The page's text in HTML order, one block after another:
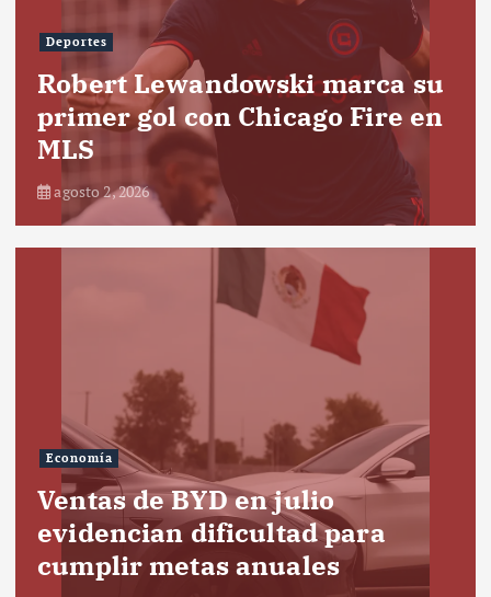
Deportes
Robert Lewandowski marca su
primer gol con Chicago Fire en
MLS
agosto 2, 2026
Economía
Ventas de BYD en julio
evidencian dificultad para
cumplir metas anuales